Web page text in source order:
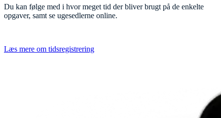
Du kan følge med i hvor meget tid der bliver brugt på de enkelte
opgaver, samt se ugesedlerne online.
Læs mere om tidsregistrering